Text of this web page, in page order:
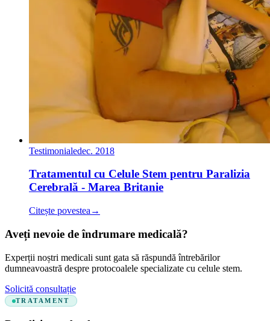
Testimonialedec. 2018
Tratamentul cu Celule Stem pentru Paralizia
Cerebrală - Marea Britanie
Citește povestea →
Aveți nevoie de îndrumare medicală?
Experții noștri medicali sunt gata să răspundă întrebărilor
dumneavoastră despre protocoalele specializate cu celule stem.
Solicită consultație
TRATAMENT